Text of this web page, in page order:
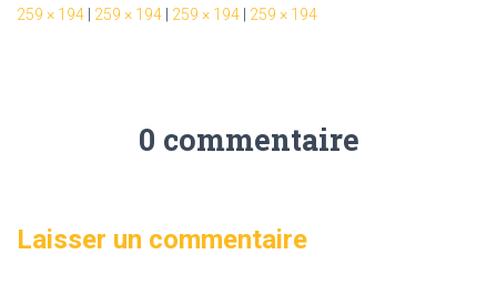
259 × 194
259 × 194 259 × 194 259 × 194
0 commentaire
Laisser un commentaire